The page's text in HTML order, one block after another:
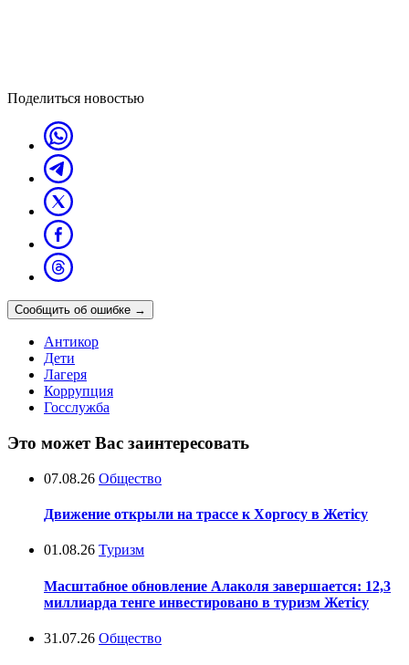
Поделиться новостью
Сообщить об ошибке →
Антикор
Дети
Лагеря
Коррупция
Госслужба
Это может Вас заинтересовать
07.08.26 Общество
Движение открыли на трассе к Хоргосу в Жетісу
01.08.26 Туризм
Масштабное обновление Алаколя завершается: 12,3
миллиарда тенге инвестировано в туризм Жетісу
31.07.26 Общество